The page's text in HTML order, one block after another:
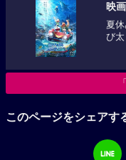
映
夏
び
このページをシェアす